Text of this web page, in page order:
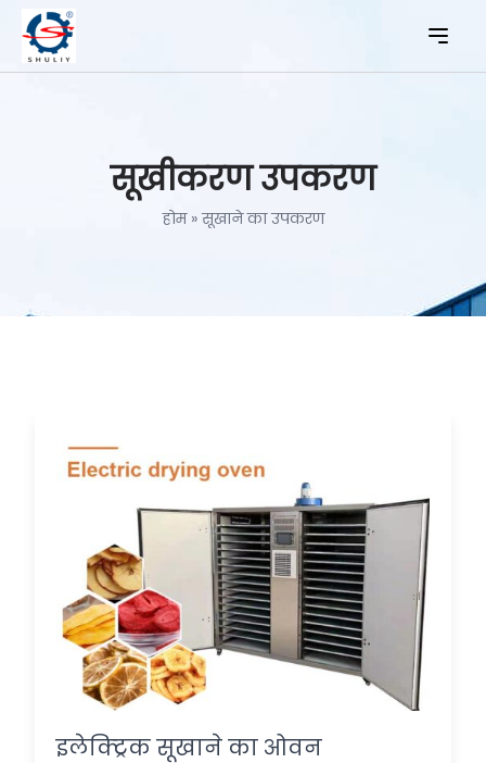
सूखीकरण उपकरण
होम»सूखाने का उपकरण
इलेक्ट्रिक सूखाने का ओवन